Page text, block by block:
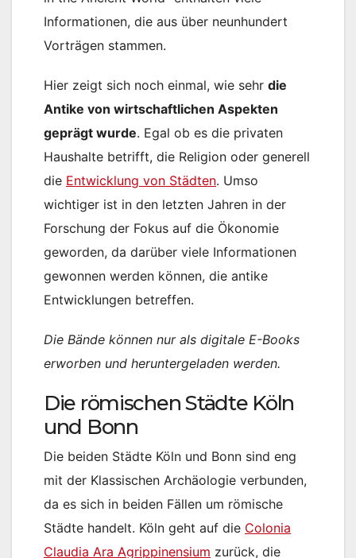
Informationen, die aus über neunhundert
Vorträgen stammen.
Hier zeigt sich noch einmal, wie sehr die
Antike von wirtschaftlichen Aspekten
geprägt wurde. Egal ob es die privaten
Haushalte betrifft, die Religion oder generell
die Entwicklung von Städten. Umso
wichtiger ist in den letzten Jahren in der
Forschung der Fokus auf die Ökonomie
geworden, da darüber viele Informationen
gewonnen werden können, die antike
Entwicklungen betreffen.
Die Bände können nur als digitale E-Books
erworben und heruntergeladen werden.
Die römischen Städte Köln
und Bonn
Die beiden Städte Köln und Bonn sind eng
mit der Klassischen Archäologie verbunden,
da es sich in beiden Fällen um römische
Städte handelt. Köln geht auf die Colonia
Claudia Ara Agrippinensium zurück, die